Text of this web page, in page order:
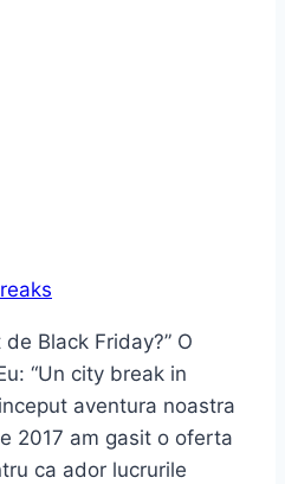
Black Friday?” O
“Un city break in
aventura noastra
2017 am gasit o oferta
ca ador lucrurile